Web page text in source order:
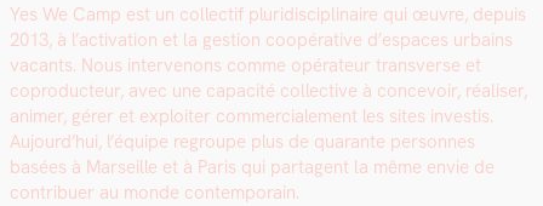
Yes We Camp est un col­lec­tif pluridis­ci­plinaire qui œuvre, depuis
2013, à l’activation et la ges­tion coopéra­tive d’espaces urbains
vacants. Nous inter­venons comme opéra­teur trans­verse et
copro­duc­teur, avec une capac­ité col­lec­tive à con­cevoir, réalis­er,
ani­mer, gér­er et exploiter com­mer­ciale­ment les sites investis.
Aujourd’hui, l’équipe regroupe plus de quar­ante per­son­nes
basées à Mar­seille et à Paris qui parta­gent la même envie de
con­tribuer au monde con­tem­po­rain.